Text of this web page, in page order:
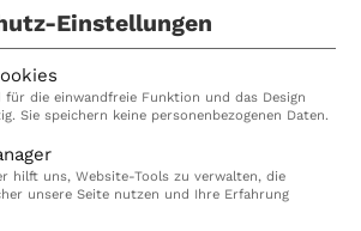
und steht
auch zur Seite,
geht,
am
Ambulant
Karriere
Einstellungen
für die einwandfreie Funktion und das Design
Sie speichern keine personenbezogenen Daten.
hilft uns, Website-Tools zu verwalten, die
unsere Seite nutzen und Ihre Erfahrung